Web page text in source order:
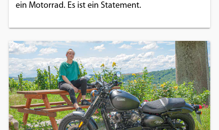
ein Motorrad. Es ist ein Statement.